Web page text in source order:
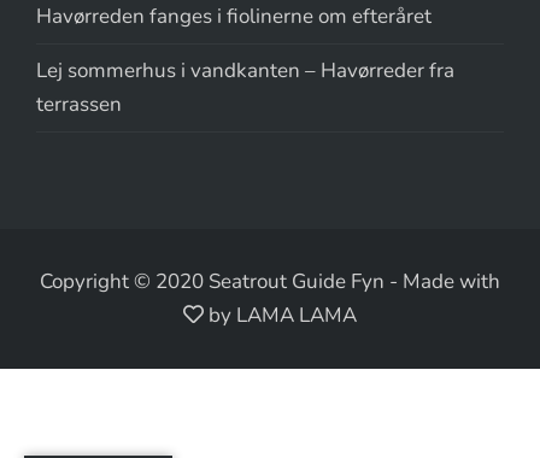
Havørreden fanges i fiolinerne om efteråret
Lej sommerhus i vandkanten – Havørreder fra
terrassen
Copyright © 2020 Seatrout Guide Fyn - Made with
by LAMA LAMA